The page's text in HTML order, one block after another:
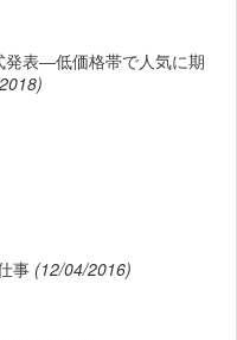
発表―低価格帯で人気に期
事 (12/04/2016)